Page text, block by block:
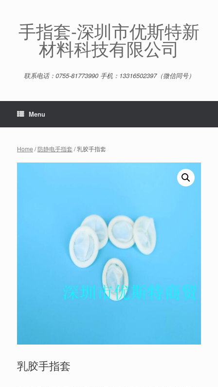
content手指套-深圳市优斯特新
材料科技有限公司
联系电话：0755-81773990 手机：13316502397（微信同号）
Menu
Home /防静电手指套 / 乳胶手指套
乳胶手指套